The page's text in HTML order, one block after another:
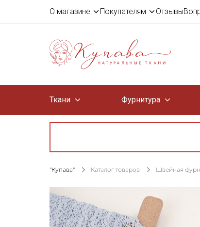
О магазине Покупателям Отзывы
Ткани Фурнитура
"Купава" Каталог товаров Швейная